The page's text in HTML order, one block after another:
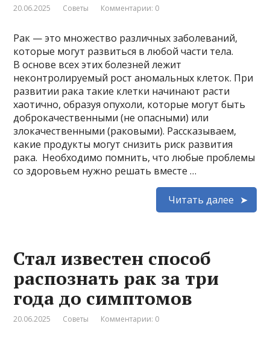
20.06.2025 Советы Комментарии: 0
Рак — это множество различных заболеваний,
которые могут развиться в любой части тела.
В основе всех этих болезней лежит
неконтролируемый рост аномальных клеток. При
развитии рака такие клетки начинают расти
хаотично, образуя опухоли, которые могут быть
доброкачественными (не опасными) или
злокачественными (раковыми). Рассказываем,
какие продукты могут снизить риск развития
рака. Необходимо помнить, что любые проблемы
со здоровьем нужно решать вместе …
Читать далее
Стал известен способ
распознать рак за три
года до симптомов
20.06.2025 Советы Комментарии: 0